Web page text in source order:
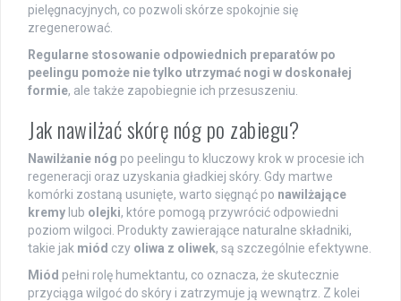
pielęgnacyjnych, co pozwoli skórze spokojnie się
zregenerować.
Regularne stosowanie odpowiednich preparatów po
peelingu pomoże nie tylko utrzymać nogi w doskonałej
formie, ale także zapobiegnie ich przesuszeniu.
Jak nawilżać skórę nóg po zabiegu?
Nawilżanie nóg po peelingu to kluczowy krok w procesie ich
regeneracji oraz uzyskania gładkiej skóry. Gdy martwe
komórki zostaną usunięte, warto sięgnąć po nawilżające
kremy lub olejki, które pomogą przywrócić odpowiedni
poziom wilgoci. Produkty zawierające naturalne składniki,
takie jak miód czy oliwa z oliwek, są szczególnie efektywne.
Miód pełni rolę humektantu, co oznacza, że skutecznie
przyciąga wilgoć do skóry i zatrzymuje ją wewnątrz. Z kolei